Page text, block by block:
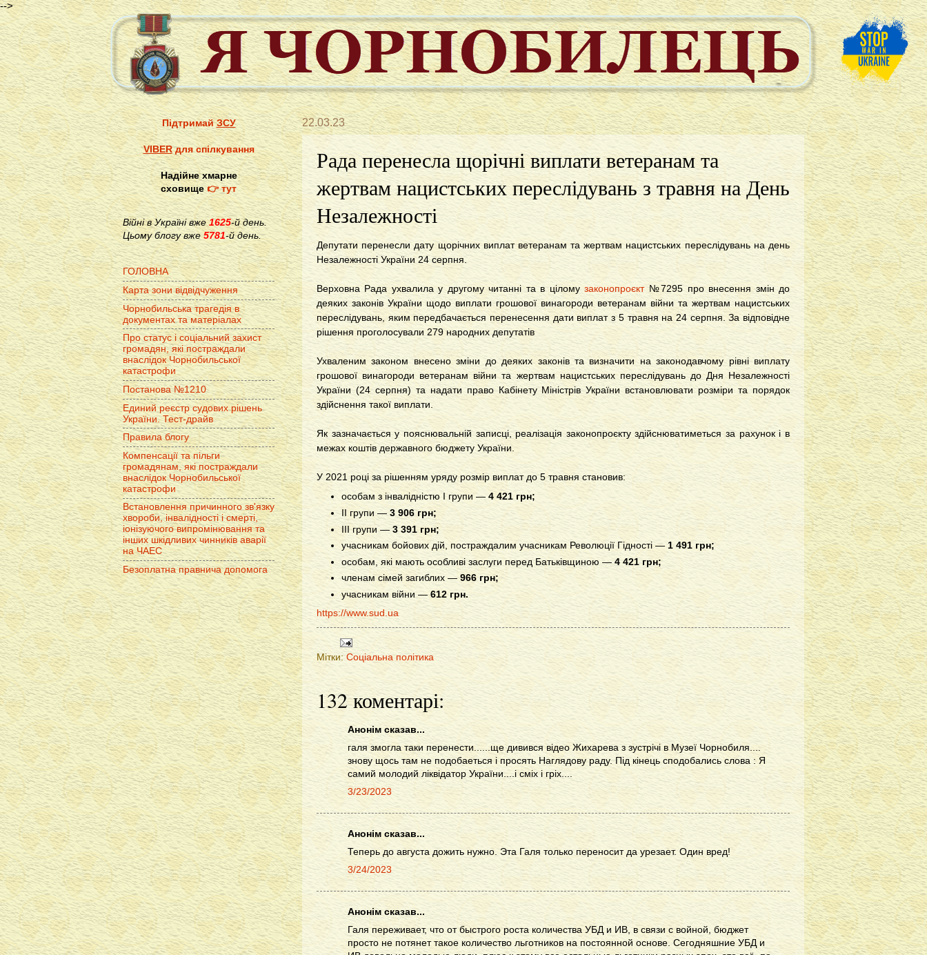
-->
22.03.23
Рада перенесла щорічні виплати ветеранам та
жертвам нацистських переслідувань з травня на День
Незалежності
Депутати перенесли дату щорічних виплат ветеранам та жертвам нацистських переслідувань на день
Незалежності України 24 серпня.
Верховна Рада ухвалила у другому читанні та в ціломузаконопроєкт№7295 про внесення змін до
деяких законів України щодо виплати грошової винагороди ветеранам війни та жертвам нацистських
переслідувань, яким передбачається перенесення дати виплат з 5 травня на 24 серпня. За відповідне
рішення проголосували 279 народних депутатів
Ухваленим законом внесено зміни до деяких законів та визначити на законодавчому рівні виплату
грошової винагороди ветеранам війни та жертвам нацистських переслідувань до Дня Незалежності
України (24 серпня) та надати право Кабінету Міністрів України встановлювати розміри та порядок
здійснення такої виплати.
Як зазначається у пояснювальній записці, реалізація законопроєкту здійснюватиметься за рахунок і в
межах коштів державного бюджету України.
У 2021 році за рішенням уряду розмір виплат до 5 травня становив:
особам з інвалідністю I групи — 4 421 грн;
II групи —3 906 грн;
III групи — 3 391 грн;
учасникам бойових дій, постраждалим учасникам Революції Гідності —1 491 грн;
особам, які мають особливі заслуги перед Батьківщиною — 4 421 грн;
членам сімей загиблих —966 грн;
учасникам війни —612 грн.
https://www.sud.ua
Мітки: Соціальна політика
132 коментарі:
Анонім сказав...
галя змогла таки перенести......ще дивився відео Жихарева з зустрічі в Музеї Чорнобиля....
знову щось там не подобаеться і просять Наглядову раду. Під кінець сподобались слова : Я
самий молодий ліквідатор України....і сміх і гріх....
3/23/2023
Анонім сказав...
Теперь до августа дожить нужно. Эта Галя только переносит да урезает. Один вред!
3/24/2023
Анонім сказав...
Галя переживает, что от быстрого роста количества УБД и ИВ, в связи с войной, бюджет
просто не потянет такое количество льготников на постоянной основе. Сегодняшние УБД и
ПідтримайЗСУ
VIBERдля спілкування
Надійне хмарне
сховище👉 тут
Війні в Україні вже1625-й день.
Цьому блогу вже 5781-й день.
ГОЛОВНА
Карта зони відвідчуження
Чорнобильська трагедія в
документах та матеріалах
Про статус і соціальний захист
громадян, які постраждали
внаслідок Чорнобильської
катастрофи
Постанова №1210
Единий реєстр судових рішень
України. Тест-драйв
Правила блогу
Компенсації та пільги
громадянам, які постраждали
внаслідок Чорнобильської
катастрофи
Встановлення причинного зв'язку
хвороби, інвалідності і смерті,
іонізуючого випромінювання та
інших шкідливих чинників аварії
на ЧАЕС
Безоплатна правнича допомога